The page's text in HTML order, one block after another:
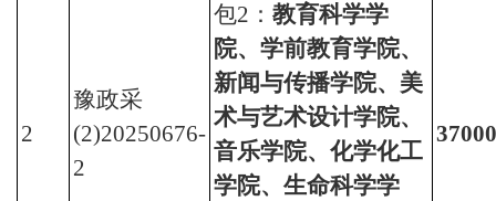
2
豫政采
(2)20250676-
2
包2： 教育科学学
院、学前教育学院、
新闻与传播学院、美
术与艺术设计学院、
音乐学院、化学化工
学院、生命科学学